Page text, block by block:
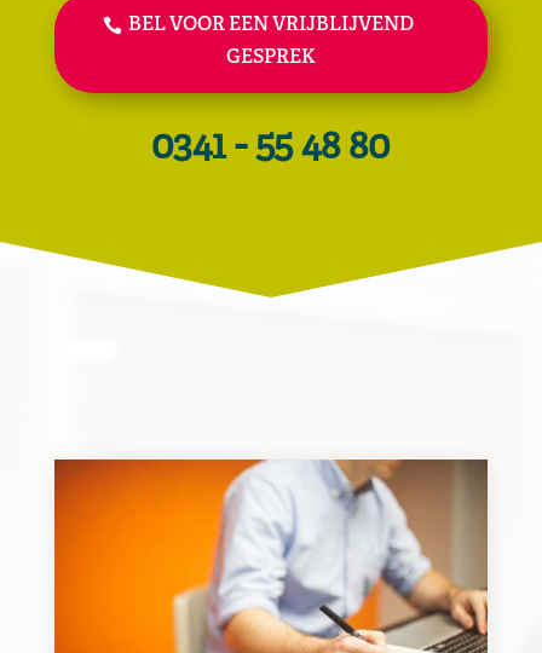
BEL VOOR EEN VRIJBLIJVEND
GESPREK
0341 - 55 48 80